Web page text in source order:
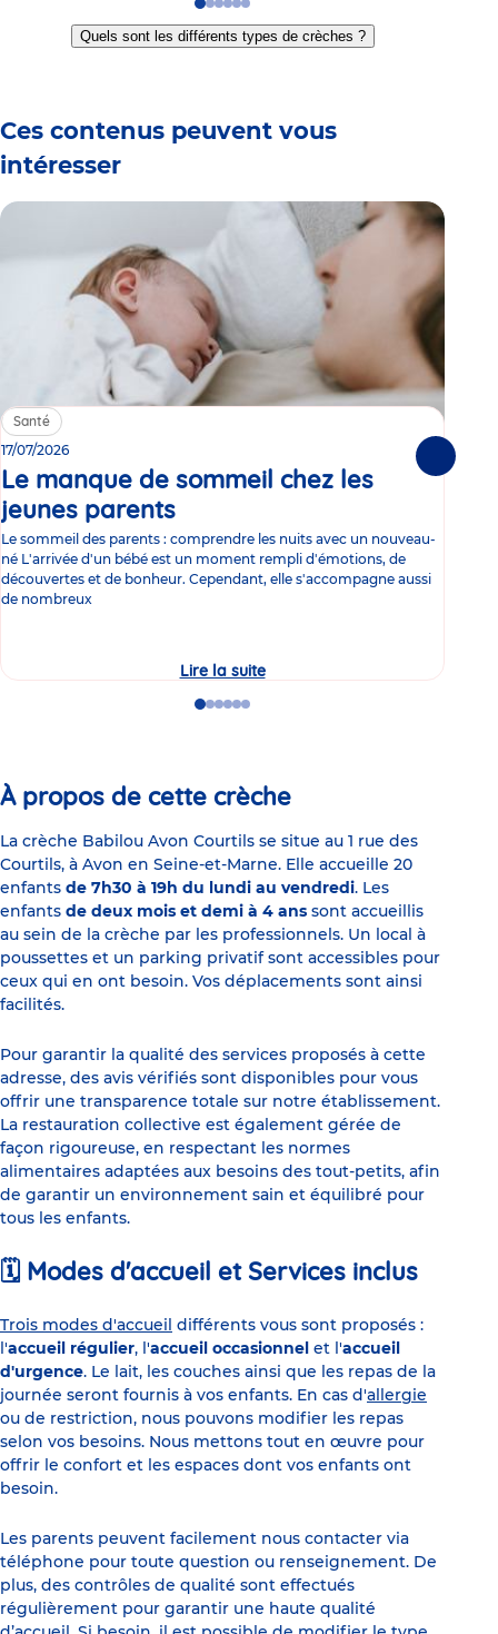
Go
to
slide
Go
to
slide
Go
to
slide
Go
to
slide
Go
to
slide
Go
to
slide
Quels sont les différents types de crèches ?
Ces contenus peuvent vous
intéresser
Santé
17/07/2026
Le manque de sommeil chez les
jeunes parents
Le sommeil des parents : comprendre les nuits avec un nouveau-
né L'arrivée d'un bébé est un moment rempli d'émotions, de
découvertes et de bonheur. Cependant, elle s'accompagne aussi
de nombreux
Lire la suiteLe
parents
GoGoGoGo
GoGo
À propos de cette crèche
La crèche Babilou Avon Courtils se situe au 1 rue des
Courtils, à Avon en Seine-et-Marne. Elle accueille 20
enfants de 7h30 à 19h du lundi au vendredi. Les
enfants de deux mois et demi à 4 ans sont accueillis
au sein de la crèche par les professionnels. Un local à
poussettes et un parking privatif sont accessibles pour
ceux qui en ont besoin. Vos déplacements sont ainsi
facilités.
Pour garantir la qualité des services proposés à cette
adresse, des avis vérifiés sont disponibles pour vous
offrir une transparence totale sur notre établissement.
La restauration collective est également gérée de
façon rigoureuse, en respectant les normes
alimentaires adaptées aux besoins des tout-petits, afin
de garantir un environnement sain et équilibré pour
tous les enfants.
🗓️ Modes d'accueil et Services inclus
Trois modes d'accueil différents vous sont proposés :
l'accueil régulier, l'accueil occasionnel et l'accueil
d'urgence. Le lait, les couches ainsi que les repas de la
journée seront fournis à vos enfants. En cas d'allergie
ou de restriction, nous pouvons modifier les repas
selon vos besoins. Nous mettons tout en œuvre pour
offrir le confort et les espaces dont vos enfants ont
besoin.
Les parents peuvent facilement nous contacter via
téléphone pour toute question ou renseignement. De
plus, des contrôles de qualité sont effectués
régulièrement pour garantir une haute qualité